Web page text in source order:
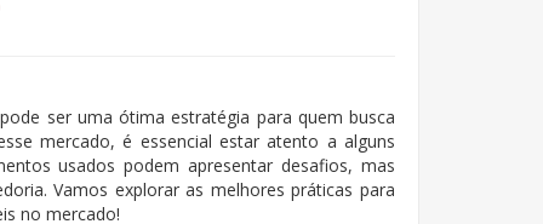
pode ser uma ótima estratégia para quem busca
mercado, é essencial estar atento a alguns
usados podem apresentar desafios, mas
Vamos explorar as melhores práticas para
no mercado!